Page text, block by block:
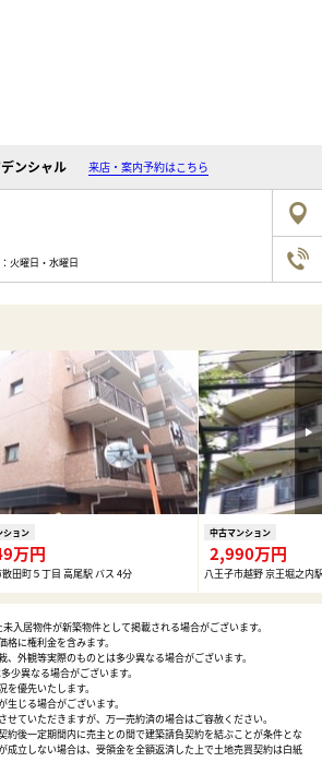
ンシャル 来店・案内予約はこちら
火曜日・水曜日
ション
万円
田町５丁目 高尾駅 バス 4分
中古マンション
2,990万円
八王子市越野 京王堀之内
入居物件が新築物件として掲載される場合がございます。
に権利金を含みます。
外観等実際のものとは多少異なる場合がございます。
少異なる場合がございます。
優先いたします。
じる場合がございます。
ていただきますが、万一売約済の場合はご容赦ください。
約後一定期間内に売主との間で建築請負契約を結ぶことが条件とな
成立しない場合は、受領金を全額返済した上で土地売買契約は白紙